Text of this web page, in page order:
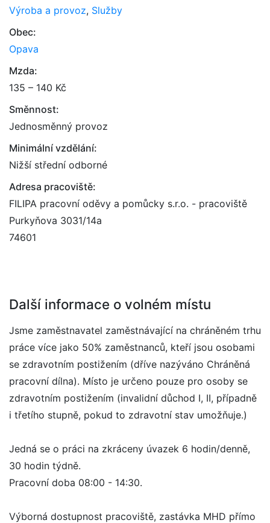
Výroba a provoz, Služby
Obec:
Opava
Mzda:
135 – 140 Kč
Směnnost:
Jednosměnný provoz
Minimální vzdělání:
Nižší střední odborné
Adresa pracoviště:
FILIPA pracovní oděvy a pomůcky s.r.o. - pracoviště
Purkyňova 3031/14a
74601
Další informace o volném místu
Jsme zaměstnavatel zaměstnávající na chráněném trhu
práce více jako 50% zaměstnanců, kteří jsou osobami
se zdravotním postižením (dříve nazýváno Chráněná
pracovní dílna). Místo je určeno pouze pro osoby se
zdravotním postižením (invalidní důchod I, II, případně
i třetího stupně, pokud to zdravotní stav umožňuje.)
Jedná se o práci na zkráceny úvazek 6 hodin/denně,
30 hodin týdně.
Pracovní doba 08:00 - 14:30.
Výborná dostupnost pracoviště, zastávka MHD přímo